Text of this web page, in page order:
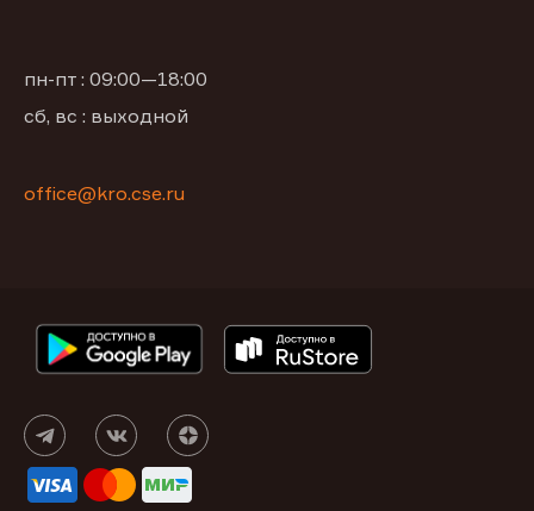
пн-пт : 09:00—18:00
сб, вс : выходной
office@kro.cse.ru